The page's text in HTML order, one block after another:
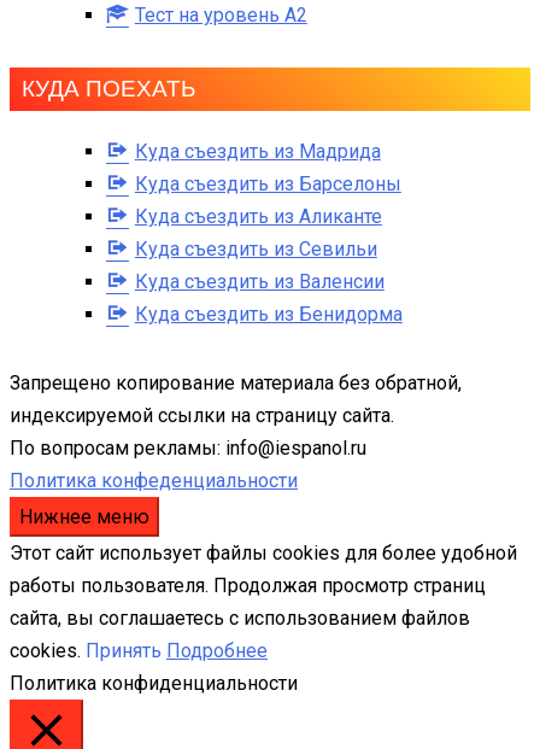
Тест на уровень A2
КУДА ПОЕХАТЬ
Куда съездить из Мадрида
Куда съездить из Барселоны
Куда съездить из Аликанте
Куда съездить из Севильи
Куда съездить из Валенсии
Куда съездить из Бенидорма
Запрещено копирование материала без обратной,
индексируемой ссылки на страницу сайта.
По вопросам рекламы: info@iespanol.ru
Политика конфеденциальности
Нижнее меню
Этот сайт использует файлы cookies для более удобной
работы пользователя. Продолжая просмотр страниц
сайта, вы соглашаетесь с использованием файлов
cookies. Принять Подробнее
Политика конфиденциальности